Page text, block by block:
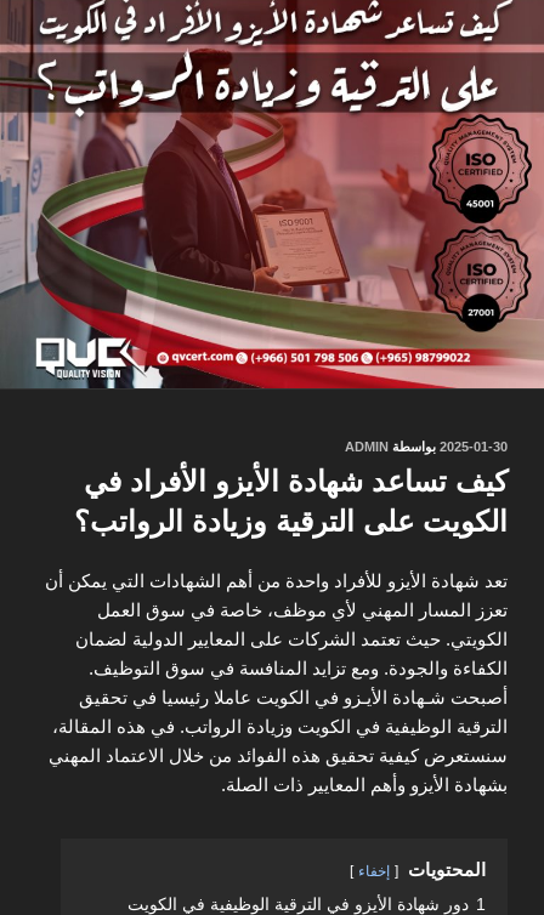
نُشر
في
2025-01-30 بواسطة ADMIN
كيف تساعد شهادة الأيزو الأفراد في
الكويت على الترقية وزيادة الرواتب؟
تعد شهادة الأيزو للأفراد واحدة من أهم الشهادات التي يمكن أن
تعزز المسار المهني لأي موظف، خاصة في سوق العمل
الكويتي. حيث تعتمد الشركات على المعايير الدولية لضمان
الكفاءة والجودة. ومع تزايد المنافسة في سوق التوظيف.
أصبحت شـهادة الأيـزو في الكويت عاملا رئيسيا في تحقيق
الترقية الوظيفية في الكويت وزيادة الرواتب. في هذه المقالة،
سنستعرض كيفية تحقيق هذه الفوائد من خلال الاعتماد المهني
بشهادة الأيزو وأهم المعايير ذات الصلة.
المحتويات إخفاء
1 دور شهادة الأيزو في الترقية الوظيفية في الكويت